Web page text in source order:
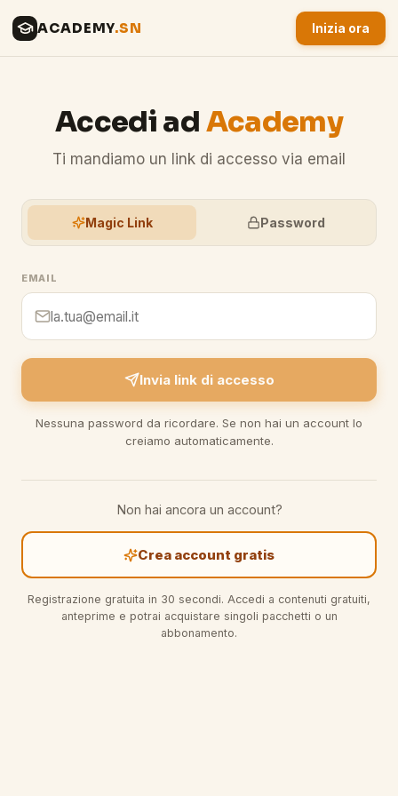
ACADEMY.SN Inizia ora
Accedi ad Academy
Ti mandiamo un link di accesso via email
Magic Link Password
EMAIL
Invia link di accesso
Nessuna password da ricordare. Se non hai un account lo
creiamo automaticamente.
Non hai ancora un account?
Crea account gratis
Registrazione gratuita in 30 secondi. Accedi a contenuti gratuiti,
anteprime e potrai acquistare singoli pacchetti o un
abbonamento.